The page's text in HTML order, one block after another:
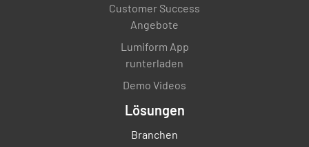
Customer Success
Angebote
Lumiform App
runterladen
Demo Videos
Lösungen
Branchen